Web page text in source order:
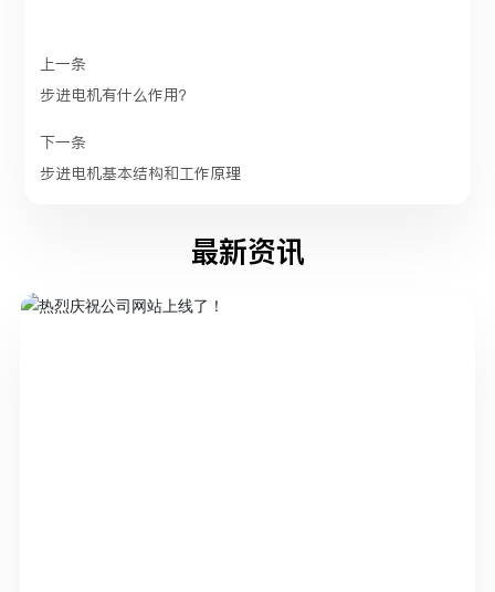
上一条
步进电机有什么作用？
下一条
步进电机基本结构和工作原理
最新资讯